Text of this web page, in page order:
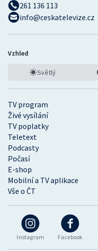
Instagram Facebook
TV program
Živé vysílání
TV poplatky
Teletext
Podcasty
Počasí
E-shop
Mobilní a TV aplikace
Vše o ČT
261 136 113
info@ceskatelevize.cz
Vzhled
Světlý